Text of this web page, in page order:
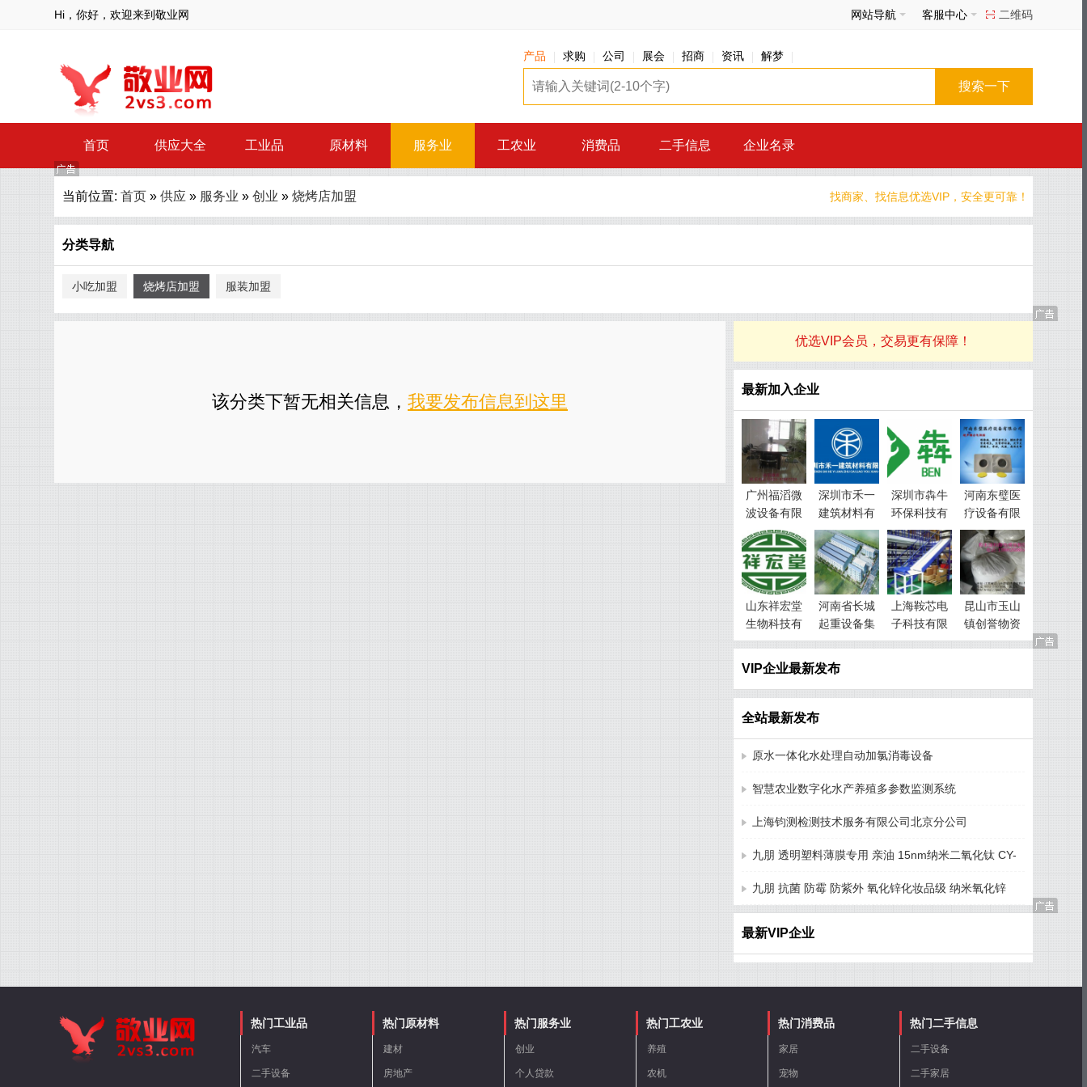
Hi，你好，欢迎来到敬业网 二维码
客服中心
网站导航
产品 求购 公司 展会 招商 资讯 解梦
首页 供应大全 工业品 原材料 服务业 工农业 消费品 二手信息 企业名录
当前位置: 首页 » 供应 » 服务业 » 创业 » 烧烤店加盟 找商家、找信息优选VIP，安全更可靠！
分类导航
小吃加盟 烧烤店加盟 服装加盟
该分类下暂无相关信息， 我要发布信息到这里
优选VIP会员，交易更有保障！
最新加入企业
广州福滔微
波设备有限
公司
深圳市禾一
建筑材料有
限公司
深圳市犇牛
环保科技有
限公司
河南东璧医
疗设备有限
公司
山东祥宏堂
生物科技有
限公司
河南省长城
起重设备集
团有限公司
上海鞍芯电
子科技有限
公司
昆山市玉山
镇创誉物资
回收经营部
VIP企业最新发布
全站最新发布
原水一体化水处理自动加氯消毒设备
智慧农业数字化水产养殖多参数监测系统
上海钧测检测技术服务有限公司北京分公司
九朋 透明塑料薄膜专用 亲油 15nm纳米二氧化钛 CY-
T15ST
九朋 抗菌 防霉 防紫外 氧化锌化妆品级 纳米氧化锌
最新VIP企业
热门工业品
汽车
二手设备
热门原材料
建材
房地产
热门服务业
创业
个人贷款
热门工农业
养殖
农机
热门消费品
家居
宠物
热门二手信息
二手设备
二手家居